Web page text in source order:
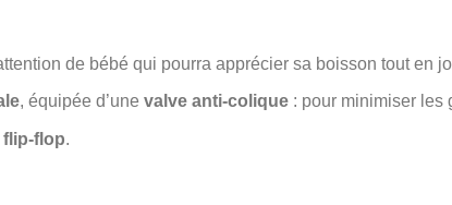
de bébé qui pourra apprécier sa boisson tout en
, équipée d’une valve anti-colique: pour minimiser les
flip-flop.